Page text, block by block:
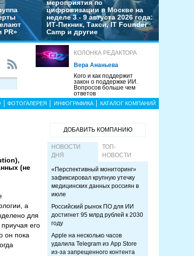
PR»
мероприятия по
цифровизации в Москве на
неделе 3 - 9 августа 2026 года:
ИТ-Пикник, Такси, IT Founder
Camp и другие
КОЛОНКА РЕДАКТОРА
Вера Ананьева
Кого и как поддержит
закон о поддержке ИИ.
Вопросов больше чем
ответов
ФОТОГАЛЕРЕЯ ИНФОГРАФИКА КАТАЛОГ КОМПАНИЙ
(не
а
для
его
он пока
ДОБАВИТЬ КОМПАНИЮ
НОВОСТИ
ДНЯ
ТОП-
НОВОСТИ
«Перспективный мониторинг»
зафиксировал крупную утечку
медицинских данных россиян в
июле
Российский рынок ПО для ИИ
достигнет 95 млрд рублей к 2030
году
Apple на несколько часов
удалила Telegram из App Store
из-за запрещенного контента